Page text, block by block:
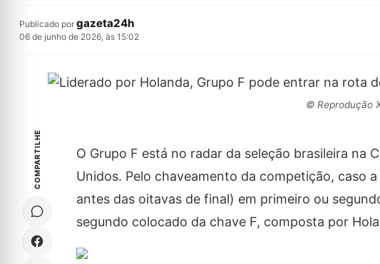
Publicado por gazeta24h
06 de junho de 2026, às 15:02
© Reprodução
COMPARTILHE
O Grupo F está no radar da seleção brasileira na
Unidos. Pelo chaveamento da competição, caso
antes das oitavas de final) em primeiro ou
segundo colocado da chave F, composta por